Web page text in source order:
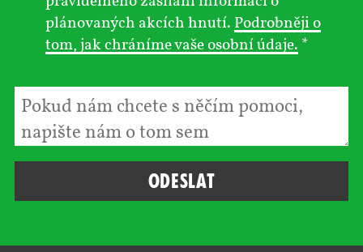
plánovaných akcích hnutí. Podrobněji o
tom, jak chráníme vaše osobní údaje. *